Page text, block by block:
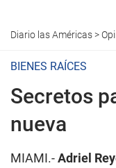
Diario las Américas>
BIENES RAÍCES
Secretos
nueva
MIAMI.-Adriel